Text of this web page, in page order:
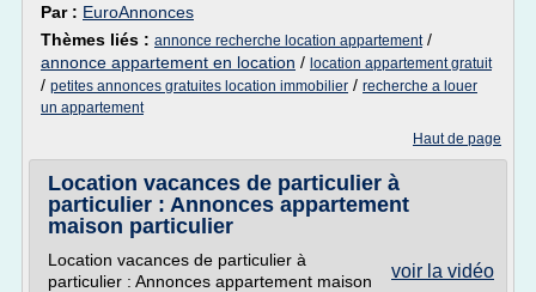
Par : EuroAnnonces
Thèmes liés : annonce recherche location appartement/
annonce appartement en location / location appartement gratuit
/ petites annonces gratuites location immobilier / recherche a louer
un appartement
Haut de page
Location vacances de particulier à
particulier : Annonces appartement
maison particulier
voir la vidéo
Location vacances de particulier à
particulier : Annonces appartement maison